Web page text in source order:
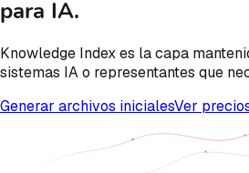
para IA.
Knowledge Index es la capa
sistemas IA o representantes que
Generar archivos inicialesVer